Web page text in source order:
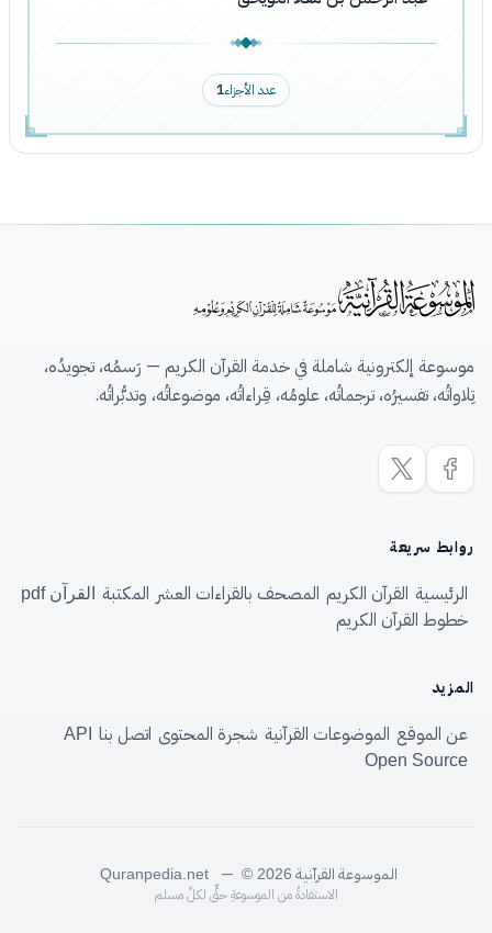
عدد الأجزاء1
موسوعة إلكترونية شاملة في خدمة القرآن الكريم — رَسمُه، تجويدُه،
تِلاواتُه، تفسيرُه، ترجماتُه، علومُه، قِراءاتُه، موضوعاتُه، وتدبُّراتُه.
روابط سريعة
الرئيسية القرآن الكريم المصحف بالقراءات العشر المكتبة القرآن pdf
خطوط القرآن الكريم
المزيد
عن الموقع الموضوعات القرآنية شجرة المحتوى اتصل بنا
API
Open Source
الموسوعة القرآنية Quranpedia.net — © 2026
الاستفادةُ من الموسوعةِ حقٌّ لكلِّ مسلم